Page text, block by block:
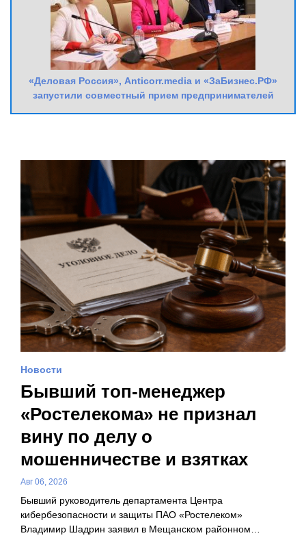
«Деловая Россия», Anticorr.media и «ЗаБизнес.РФ»
запустили совместный прием предпринимателей
Новости
Бывший топ-менеджер
«Ростелекома» не признал
вину по делу о
мошенничестве и взятках
Авг 06, 2026
Бывший руководитель департамента Центра
кибербезопасности и защиты ПАО «Ростелеком»
Владимир Шадрин заявил в Мещанском районном…